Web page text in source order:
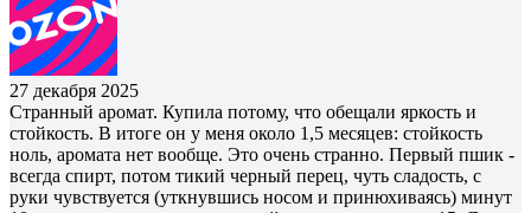
27 декабря 2025
Странный аромат. Купила потому, что обещали яркость и
стойкость. В итоге он у меня около 1,5 месяцев: стойкость
ноль, аромата нет вообще. Это очень странно. Первый пшик -
всегда спирт, потом тикий черный перец, чуть сладость, с
руки чувствуется (уткнувшись носом и принюхиваясь) минут